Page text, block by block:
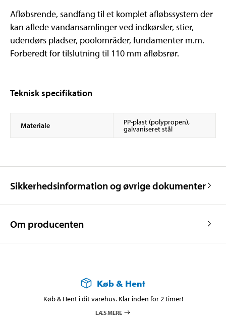
Afløbsrende, sandfang til et komplet afløbssystem der
kan aflede vandansamlinger ved indkørsler, stier,
udendørs pladser, poolområder, fundamenter m.m.
Forberedt for tilslutning til 110 mm afløbsrør.
Teknisk specifikation
Materiale PP-plast (polypropen),
galvaniseret stål
Sikkerhedsinformation og øvrige dokumenter
Om producenten
Køb & Hent
Køb & Hent i dit varehus. Klar inden for 2 timer!
LÆS MERE